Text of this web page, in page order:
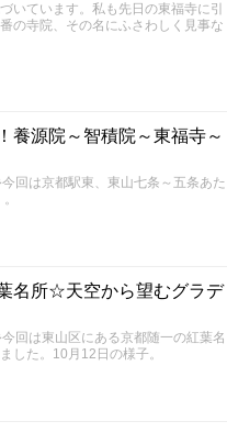
いています。私も先日の東福寺に引
の寺院、その名にふさわしく見事な
養源院～智積院～東福寺～
回は京都駅東、東山七条～五条あた
名所☆天空から望むグラデ
回は東山区にある京都随一の紅葉名
した。10月12日の様子。